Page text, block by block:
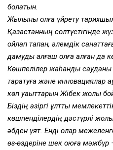
болатын.
Жылқыны қолға үйрету
Қазақстанның солтүстігінде
ойлап тапқан, әлемдік
дамуды алғаш қолға алған да
Көшпелілер жаһандық
таратуға және инновациялар
көп уақыттарын Жібек жолы
Біздің қазіргі ұлттық
көшпенділердің дәстүрлі
әбден ұят. Енді олар
өз-өздеріне шек қоюға